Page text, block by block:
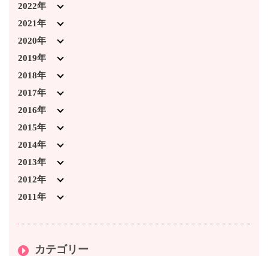
2026年2月 (2)
2026年1月 (2)
2025年10月 (3)
2025年9月 (5)
2025年8月 (2)
2025年7月 (4)
2025年6月 (3)
2025年3月 (1)
2025年2月 (5)
2025年1月 (1)
2024年11月 (4)
2024年10月 (2)
2024年9月 (6)
2024年7月 (5)
2024年4月 (1)
2024年3月 (4)
2024年2月 (3)
2024年1月 (5)
2023年12月 (6)
2023年11月 (8)
2023年10月 (3)
2023年9月 (6)
2023年8月 (2)
2023年7月 (2)
2023年6月 (1)
2023年4月 (1)
2023年3月 (5)
2023年2月 (4)
2023年1月 (1)
2022年
2022年12月 (6)
2022年11月 (7)
2022年10月 (5)
2022年9月 (5)
2022年8月 (5)
2022年7月 (1)
2022年3月 (2)
2022年2月 (5)
2022年1月 (1)
2021年
2021年12月 (5)
2021年11月 (5)
2021年10月 (2)
2021年9月 (2)
2021年7月 (4)
2021年6月 (2)
2021年3月 (3)
2021年2月 (3)
2021年1月 (2)
2020年
2020年12月 (4)
2020年11月 (2)
2020年10月 (1)
2020年3月 (2)
2020年2月 (2)
2020年1月 (3)
2019年
2019年12月 (2)
2019年11月 (3)
2019年10月 (5)
2019年9月 (3)
2019年8月 (2)
2019年7月 (3)
2019年6月 (2)
2019年4月 (3)
2019年1月 (3)
2018年
2018年12月 (7)
2018年11月 (2)
2018年10月 (6)
2018年9月 (2)
2018年8月 (1)
2018年7月 (2)
2018年6月 (2)
2018年3月 (2)
2017年
2017年12月 (1)
2017年11月 (1)
2017年10月 (2)
2017年9月 (1)
2017年7月 (3)
2017年6月 (2)
2017年3月 (2)
2016年
2016年12月 (2)
2016年11月 (1)
2016年10月 (2)
2016年9月 (1)
2016年8月 (1)
2016年5月 (1)
2015年
2015年12月 (3)
2015年11月 (1)
2015年10月 (2)
2015年9月 (1)
2015年6月 (3)
2014年
2014年12月 (2)
2014年11月 (2)
2014年10月 (3)
2014年6月 (3)
2013年
2013年12月 (4)
2013年11月 (3)
2013年8月 (3)
2012年
2012年12月 (1)
2012年8月 (3)
2011年
カテゴリー